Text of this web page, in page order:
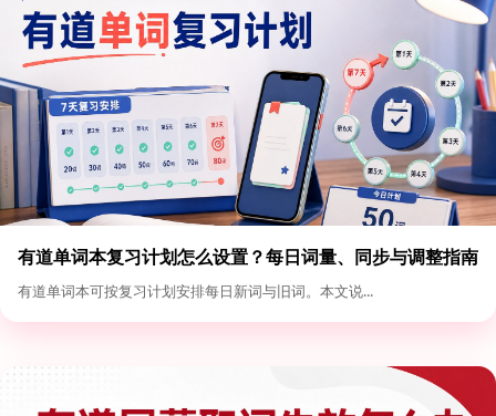
有道单词本复习计划怎么设置？每日词量、同步与调整指南
有道单词本可按复习计划安排每日新词与旧词。本文说...